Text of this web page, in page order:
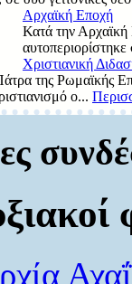
Αρχαϊκή Εποχή
Κατά την Αρχαϊκή
Χριστιανική
της Pωμαϊκής
ο...